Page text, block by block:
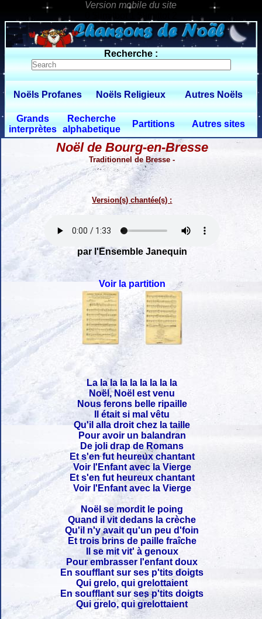
0 $limitbot 1 $limittot 2
Recherche :
Noëls Profanes Noëls Religieux Autres Noëls
Grands
interprètes
Recherche
alphabetique
Partitions Autres sites
Noël de Bourg-en-Bresse
Traditionnel de Bresse -
Version(s) chantée(s) :
par l'Ensemble Janequin
Voir la partition
La la la la la la la la la
Noël, Noël est venu
Nous ferons belle ripaille
Il était si mal vêtu
Qu'il alla droit chez la taille
Pour avoir un balandran
De joli drap de Romans
Et s'en fut heureux chantant
Voir l'Enfant avec la Vierge
Et s'en fut heureux chantant
Voir l'Enfant avec la Vierge
Noël se mordit le poing
Quand il vit dedans la crèche
Qu'il n'y avait qu'un peu d'foin
Et trois brins de paille fraîche
Il se mit vit' à genoux
Pour embrasser l'enfant doux
En soufflant sur ses p'tits doigts
Qui grelo, qui grelottaient
En soufflant sur ses p'tits doigts
Qui grelo, qui grelottaient